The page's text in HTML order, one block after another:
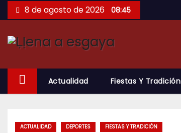
Saltar
al
contenido
8 de agosto de 2026 08:45
Actualidad Fiestas Y Tradición
ACTUALIDAD DEPORTES FIESTAS Y TRADICIÓN